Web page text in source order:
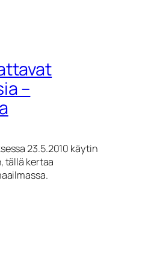
–
23.5.2010 käytin
tällä kertaa